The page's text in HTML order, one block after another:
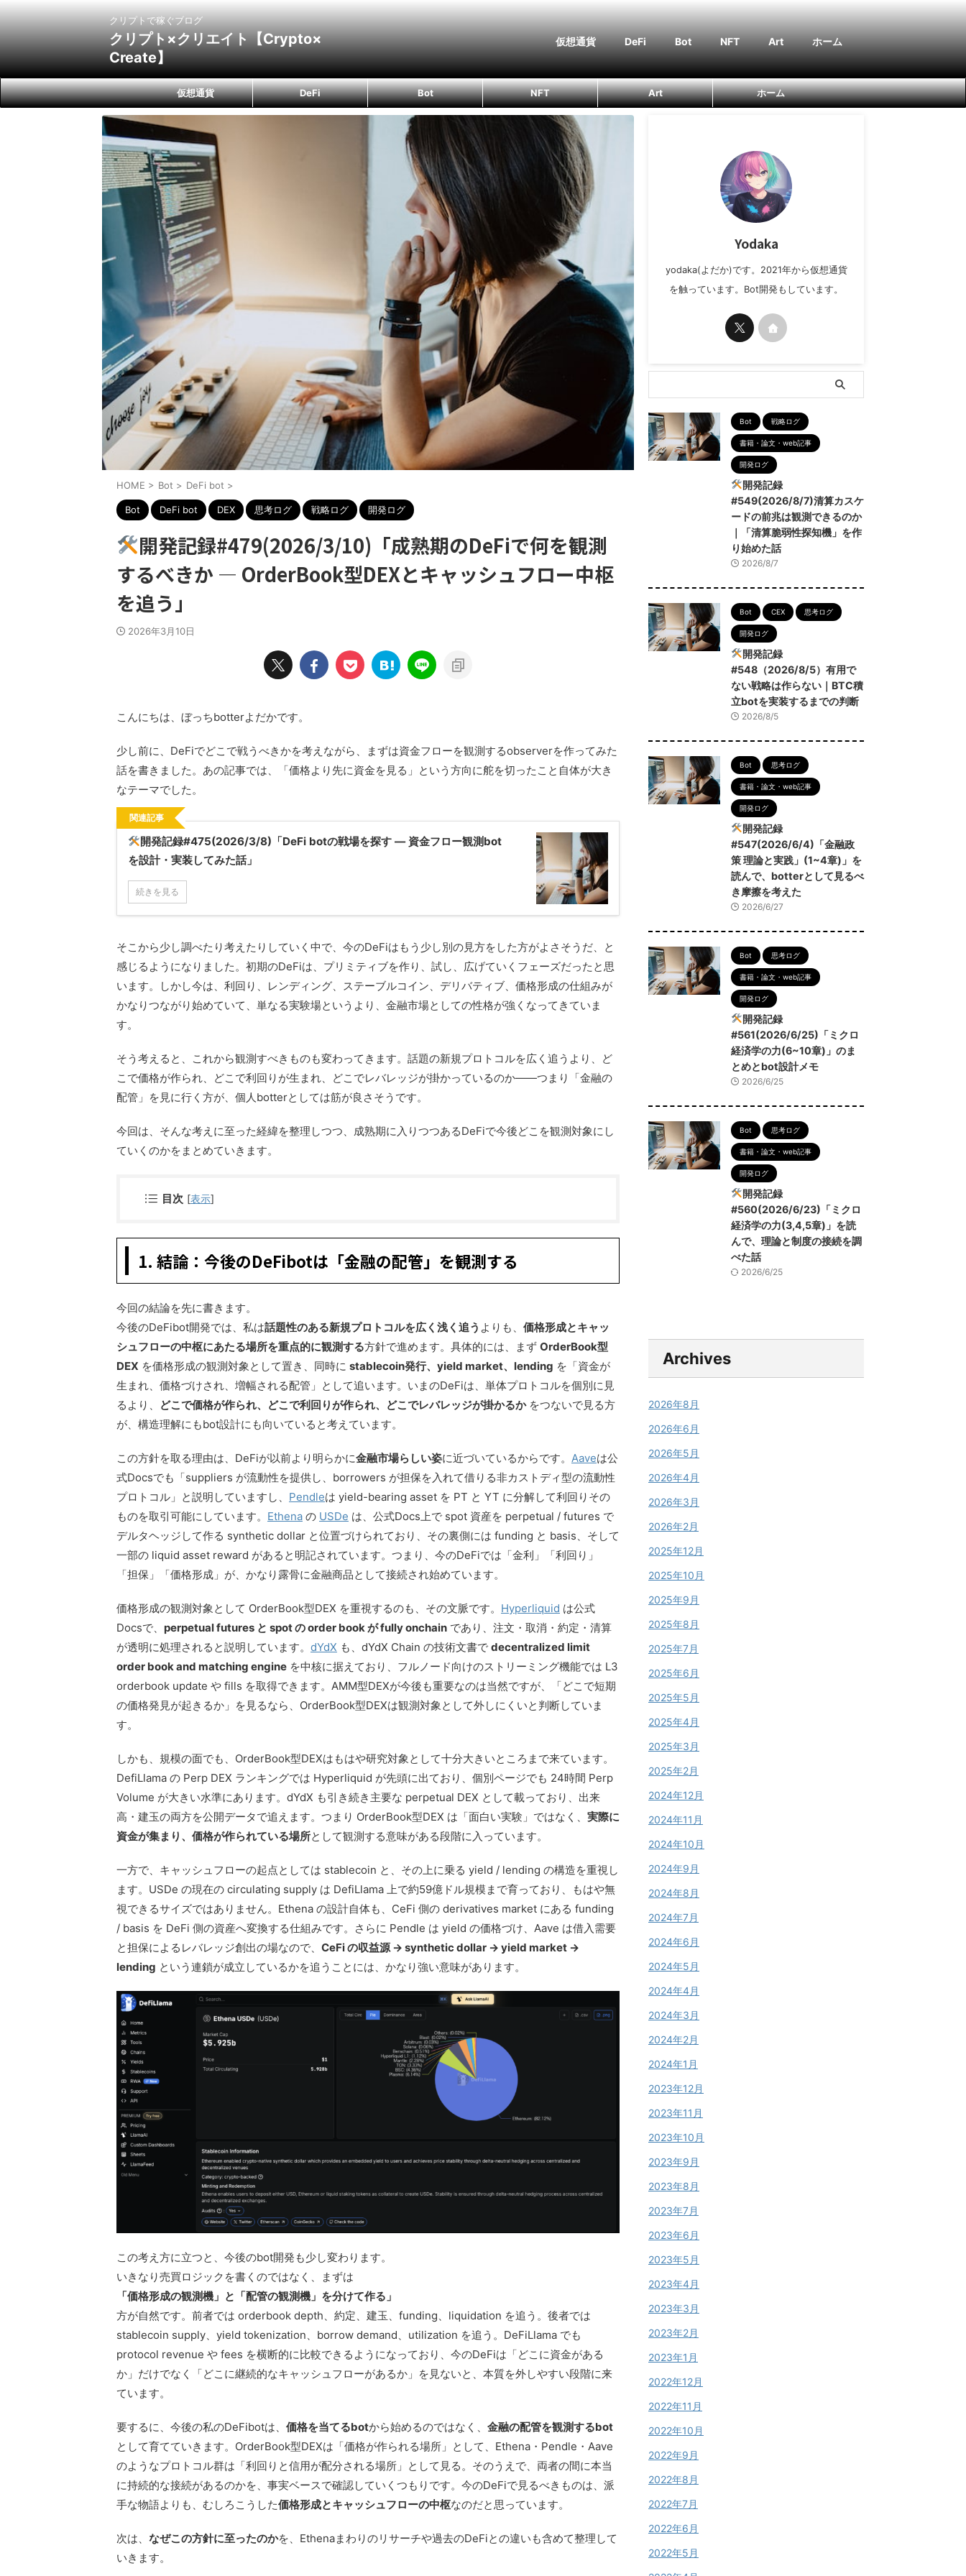
クリプトで稼ぐブログ
クリプト×クリエイト【Crypto×
Create】
仮想通貨 DeFi Bot NFT Art ホーム
仮想通貨 DeFi Bot NFT Art ホーム
HOME > Bot > DeFi bot >
Bot DeFi bot DEX 思考ログ 戦略ログ 開発ログ
開発記録#479(2026/3/10)「成熟期のDeFiで何を観測
するべきか ― OrderBook型DEXとキャッシュフロー中枢
を追う」
2026年3月10日
こんにちは、ぼっちbotterよだかです。
少し前に、DeFiでどこで戦うべきかを考えながら、まずは資金フローを観測するobserverを作ってみた
話を書きました。あの記事では、「価格より先に資金を見る」という方向に舵を切ったこと自体が大き
なテーマでした。
関連記事
開発記録#475(2026/3/8)「DeFi botの戦場を探す ― 資金フロー観測bot
を設計・実装してみた話」
続きを見る
そこから少し調べたり考えたりしていく中で、今のDeFiはもう少し別の見方をした方がよさそうだ、と
感じるようになりました。初期のDeFiは、プリミティブを作り、試し、広げていくフェーズだったと思
います。しかし今は、利回り、レンディング、ステーブルコイン、デリバティブ、価格形成の仕組みが
かなりつながり始めていて、単なる実験場というより、金融市場としての性格が強くなってきていま
す。
そう考えると、これから観測すべきものも変わってきます。話題の新規プロトコルを広く追うより、ど
こで価格が作られ、どこで利回りが生まれ、どこでレバレッジが掛かっているのか――つまり「金融の
配管」を見に行く方が、個人botterとしては筋が良さそうです。
今回は、そんな考えに至った経緯を整理しつつ、成熟期に入りつつあるDeFiで今後どこを観測対象にし
ていくのかをまとめていきます。
目次 [表示]
1. 結論：今後のDeFibotは「金融の配管」を観測する
今回の結論を先に書きます。
今後のDeFibot開発では、私は話題性のある新規プロトコルを広く浅く追う よりも、 価格形成とキャッ
シュフローの中枢にあたる場所を重点的に観測する方針で進めます。具体的には、まず OrderBook型
DEX を価格形成の観測対象として置き、同時に stablecoin発行、yield market、lending を「資金が
生まれ、価格づけされ、増幅される配管」として追います。いまのDeFiは、単体プロトコルを個別に見
るより、
どこで価格が作られ、どこで利回りが作られ、どこでレバレッジが掛かるかをつないで見る方
が、構造理解にもbot設計にも向いていると考えています。
この方針を取る理由は、DeFiが以前より明らかに金融市場らしい姿に近づいているからです。 Aaveは公
式Docsでも「suppliers が流動性を提供し、borrowers が担保を入れて借りる非カストディ型の流動性
プロトコル」と説明していますし、 Pendleは yield-bearing asset を PT と YT に分解して利回りその
ものを取引可能にしています。 Ethena の USDe は、公式Docs上で spot 資産を perpetual / futures で
デルタヘッジして作る synthetic dollar と位置づけられており、その裏側には funding と basis、そして
一部の liquid asset reward があると明記されています。つまり、今のDeFiでは「金利」「利回り」
「担保」「価格形成」が、かなり露骨に金融商品として接続され始めています。
価格形成の観測対象として OrderBook型DEX を重視するのも、その文脈です。 Hyperliquid は公式
Docsで、 perpetual futures と spot の order book が fully onchain であり、注文・取消・約定・清算
が透明に処理されると説明しています。 dYdX も、dYdX Chain の技術文書で decentralized limit
order book and matching engine を中核に据えており、フルノード向けのストリーミング機能では L3
orderbook update や fills を取得できます。AMM型DEXが今後も重要なのは当然ですが、「どこで短期
の価格発見が起きるか」を見るなら、OrderBook型DEXは観測対象として外しにくいと判断していま
す。
しかも、規模の面でも、OrderBook型DEXはもはや研究対象として十分大きいところまで来ています。
DefiLlama の Perp DEX ランキングでは Hyperliquid が先頭に出ており、個別ページでも 24時間 Perp
Volume が大きい水準にあります。dYdX も引き続き主要な perpetual DEX として載っており、出来
高・建玉の両方を公開データで追えます。つまり OrderBook型DEX は「面白い実験」ではなく、 実際に
資金が集まり、価格が作られている場所として観測する意味がある段階に入っています。
一方で、キャッシュフローの起点としては stablecoin と、その上に乗る yield / lending の構造を重視し
ます。USDe の現在の circulating supply は DefiLlama 上で約59億ドル規模まで育っており、もはや無
視できるサイズではありません。Ethena の設計自体も、CeFi 側の derivatives market にある funding
/ basis を DeFi 側の資産へ変換する仕組みです。さらに Pendle は yield の価格づけ、Aave は借入需要
と担保によるレバレッジ創出の場なので、 CeFi の収益源 → synthetic dollar → yield market →
lending という連鎖が成立しているかを追うことには、かなり強い意味があります。
この考え方に立つと、今後のbot開発も少し変わります。
いきなり売買ロジックを書くのではなく、まずは
「価格形成の観測機」と「配管の観測機」を分けて作る」
方が自然です。前者では orderbook depth、約定、建玉、funding、liquidation を追う。後者では
stablecoin supply、yield tokenization、borrow demand、utilization を追う。DeFiLlama でも
protocol revenue や fees を横断的に比較できるようになっており、今のDeFiは「どこに資金がある
か」だけでなく「どこに継続的なキャッシュフローがあるか」を見ないと、本質を外しやすい段階に来
ています。
要するに、今後の私のDeFibotは、 価格を当てるbotから始めるのではなく、 金融の配管を観測するbot
として育てていきます。OrderBook型DEXは「価格が作られる場所」として、Ethena・Pendle・Aave
のようなプロトコル群は「利回りと信用が配分される場所」として見る。そのうえで、両者の間に本当
に持続的な接続があるのかを、事実ベースで確認していくつもりです。今のDeFiで見るべきものは、派
手な物語よりも、むしろこうした価格形成とキャッシュフローの中枢なのだと思っています。
次は、 なぜこの方針に至ったのかを、Ethenaまわりのリサーチや過去のDeFiとの違いも含めて整理して
いきます。
Yodaka
yodaka(よだか)です。2021年から仮想通貨
を触っています。Bot開発もしています。
Bot 戦略ログ
書籍・論文・web記事
開発ログ
開発記録
#549(2026/8/7)清算カスケ
ードの前兆は観測できるのか
｜「清算脆弱性探知機」を作
り始めた話
2026/8/7
Bot CEX 思考ログ
開発ログ
開発記録
#548（2026/8/5）有用で
ない戦略は作らない｜BTC積
立botを実装するまでの判断
2026/8/5
Bot 思考ログ
書籍・論文・web記事
開発ログ
開発記録
#547(2026/6/4)「金融政
策 理論と実践」(1~4章)」を
読んで、botterとして見るべ
き摩擦を考えた
2026/6/27
Bot 思考ログ
書籍・論文・web記事
開発ログ
開発記録
#561(2026/6/25)「ミクロ
経済学の力(6~10章)」のま
とめとbot設計メモ
2026/6/25
Bot 思考ログ
書籍・論文・web記事
開発ログ
開発記録
#560(2026/6/23)「ミクロ
経済学の力(3,4,5章)」を読
んで、理論と制度の接続を調
べた話
2026/6/25
Archives
2026年8月
2026年6月
2026年5月
2026年4月
2026年3月
2026年2月
2025年12月
2025年10月
2025年9月
2025年8月
2025年7月
2025年6月
2025年5月
2025年4月
2025年3月
2025年2月
2024年12月
2024年11月
2024年10月
2024年9月
2024年8月
2024年7月
2024年6月
2024年5月
2024年4月
2024年3月
2024年2月
2024年1月
2023年12月
2023年11月
2023年10月
2023年9月
2023年8月
2023年7月
2023年6月
2023年5月
2023年4月
2023年3月
2023年2月
2023年1月
2022年12月
2022年11月
2022年10月
2022年9月
2022年8月
2022年7月
2022年6月
2022年5月